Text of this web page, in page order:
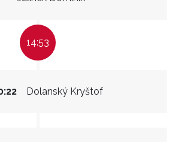
14:53
Dolanský Kryštof